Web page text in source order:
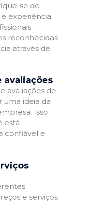
se de
experiência
reconhecidas
através de
avaliações
avaliações de
uma ideia da
Isso
está
confiável e
e serviços